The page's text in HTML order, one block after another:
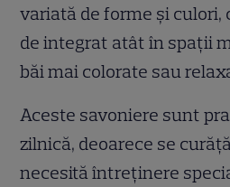
variată de forme și culori,
de integrat atât în spații
băi mai colorate sau
Aceste savoniere sunt
zilnică, deoarece se
necesită întreținere